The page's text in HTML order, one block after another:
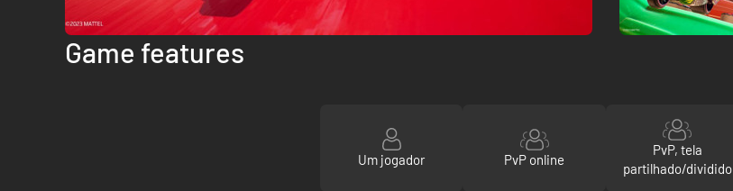
Game features
Um jogador PvP online
PvP, tela
partilhado/dividido